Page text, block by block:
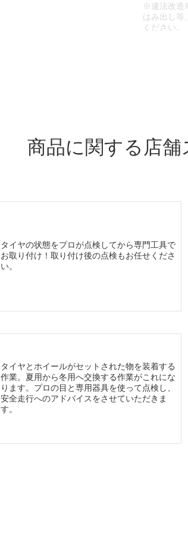
※違法改造
はみ出し等
ください。
商品に関する店
タイヤの状態をプロが点検してから専門工具で
お取り付け！取り付け後の点検もお任せくださ
い。
タイヤとホイールがセットされた物を装着する
作業。夏用から冬用へ交換する作業がこれにな
ります。プロの目と専用器具を使って点検し、
安全走行へのアドバイスをさせていただきま
す。